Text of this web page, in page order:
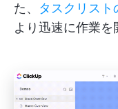
た、 タスクリスト
より迅速に作業を